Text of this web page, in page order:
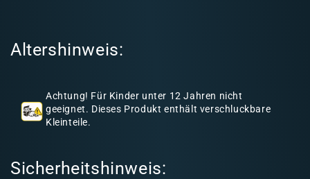
n
Altershinweis:
Achtung! Für Kinder unter 12 Jahren nicht
geeignet. Dieses Produkt enthält verschluckbare
Kleinteile.
Sicherheitshinweis: